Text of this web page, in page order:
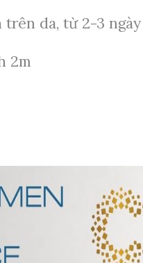
da, từ 2-3
2m